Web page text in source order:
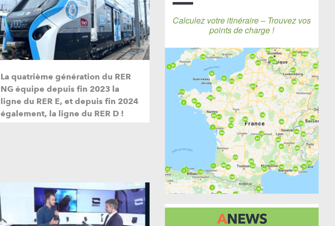
La quatrième génération du RER
NG équipe depuis fin 2023 la
ligne du RER E, et depuis fin 2024
également, la ligne du RER D !
Calculez votre itinéraire – Trouvez vos
points de charge !